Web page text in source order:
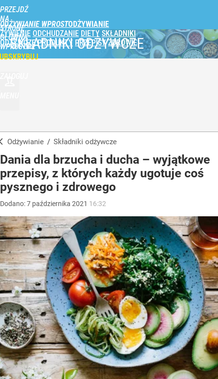
PRZEJDŹ
NA
STRONĘ
GŁÓWNĄ
WPROST.PL
ODŻYWIANIE WPROST
ŻYWIENIE ODCHUDZANIE DIETY SKŁADNIKI
ODŻYWCZE PRODUKTY PRZEPISY ZDROWIE
SKŁADNIKI ODŻYWCZE
Odżywianie / Składniki odżywcze
Dania dla brzucha i ducha – wyjątkowe
przepisy, z których każdy ugotuje coś
pysznego i zdrowego
Dodano:7 października 2021 16:32